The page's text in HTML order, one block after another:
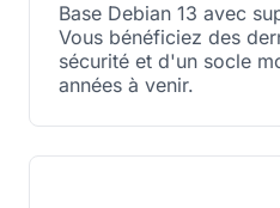
Base Debian 13 avec
Vous bénéficiez des
sécurité et d'un socle
années à venir.